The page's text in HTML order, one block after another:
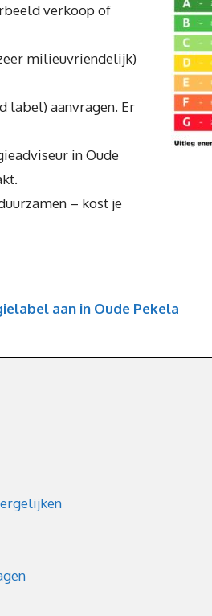
verkoop of
milieuvriendelijk)
label) aanvragen. Er
in Oude
– kost je
aan in Oude Pekela